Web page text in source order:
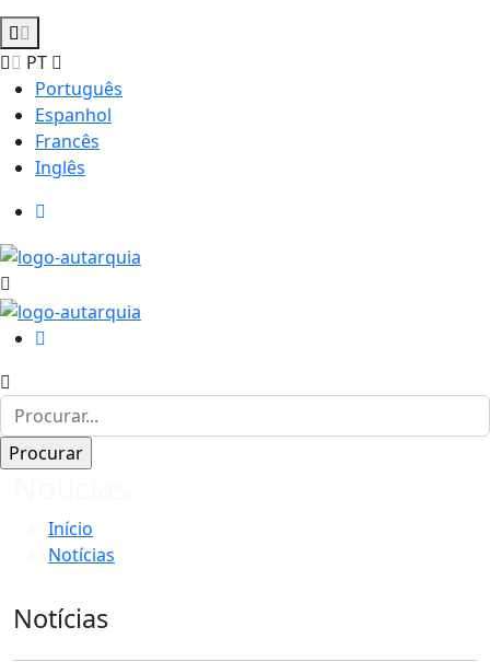
PT
Português
Espanhol
Francês
Inglês
Início
Notícias
Notícias